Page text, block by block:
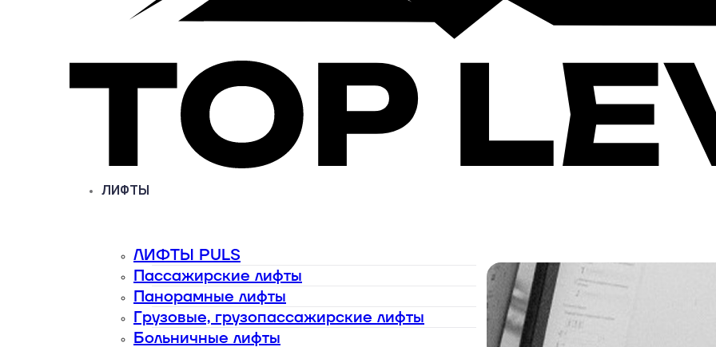
ЛИФТЫ
ЛИФТЫ PULS
Пассажирские лифты
Панорамные лифты
Грузовые, грузопассажирские лифты
Больничные лифты